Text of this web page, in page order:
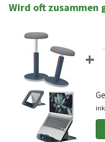
Wird oft zusammen
+